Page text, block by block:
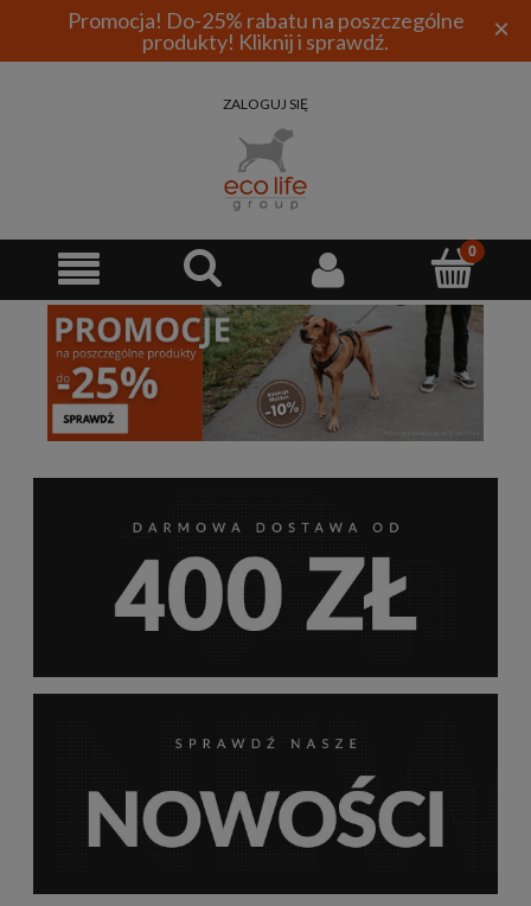
Promocja! Do-25% rabatu na poszczególne
produkty! Kliknij i sprawdź.
×
ZALOGUJ SIĘ